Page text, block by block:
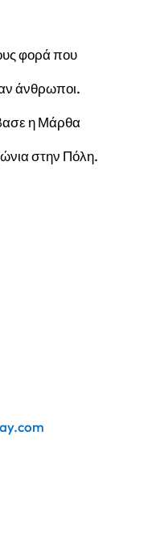
φορά που
άνθρωποι.
η Μάρθα
στην Πόλη.